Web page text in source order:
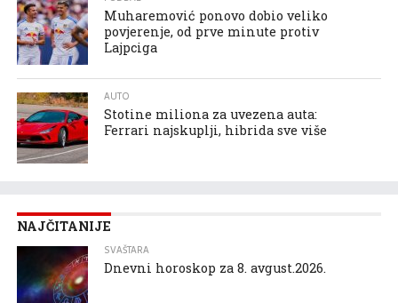
Muharemović ponovo dobio veliko
povjerenje, od prve minute protiv
Lajpciga
AUTO
Stotine miliona za uvezena auta:
Ferrari najskuplji, hibrida sve više
NAJČITANIJE
SVAŠTARA
Dnevni horoskop za 8. avgust.2026.